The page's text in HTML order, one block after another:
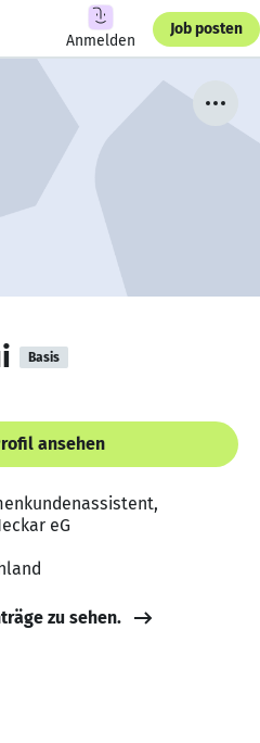
Anmelden
Job posten
Basis
ansehen
eG
zu sehen.